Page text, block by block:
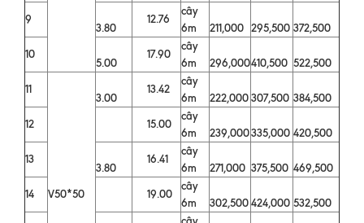
9
3.80
12.76
cây
6m
211,000 295,500 372,500
10
5.00
17.90
cây
6m
296,000410,500 522,500
11
V50*50
3.00
13.42
cây
6m
222,000307,500 384,500
12
15.00
cây
6m
239,000335,000 420,500
13
3.80
16.41
cây
6m
271,000 375,500 469,500
14
19.00
cây
6m
302,500424,000 532,500